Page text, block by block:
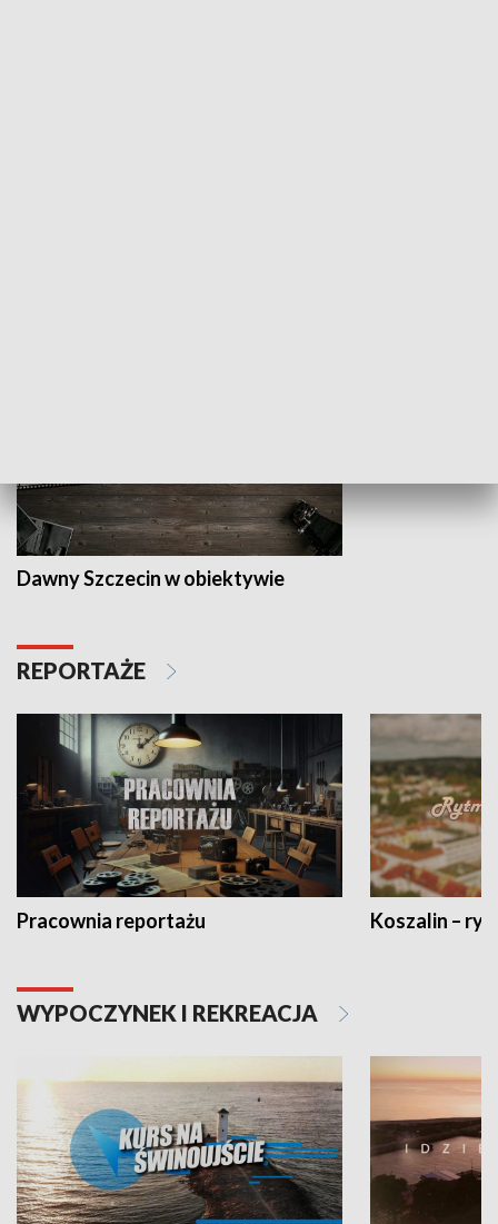
Dawny Szczecin w obiektywie
REPORTAŻE
Pracownia reportażu Koszalin –
WYPOCZYNEK I REKREACJA